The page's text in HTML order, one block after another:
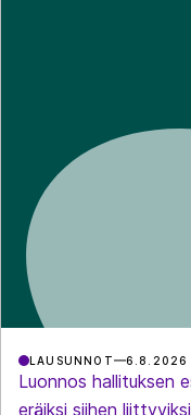
LAUSUNNOT 6.8.2026
Luonnos hallituksen
eräiksi siihen